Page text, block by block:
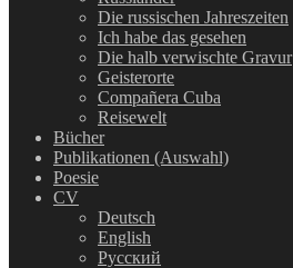
Die russischen Jahreszeiten
Ich habe das gesehen
Die halb verwischte Gravur
Geisterorte
Compañera Cuba
Reisewelt
Bücher
Publikationen (Auswahl)
Poesie
CV
Deutsch
English
Русский